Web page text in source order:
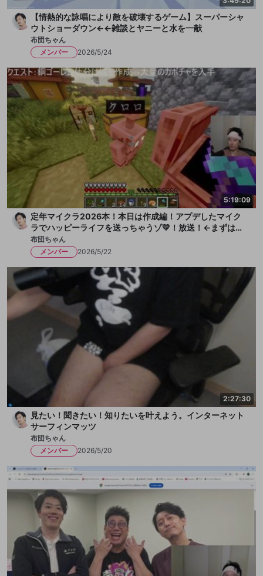
【情熱的な詠唱により敵を破壊するゲーム】スーパーシャ
ウトショーダウン←←雑談とヤニーと水を一献
布団ちゃん
メンバー
2026/5/24
5:19:09
定年マイクラ2026本！本日は作成編！アプデしたマイク
ラでハッピーライフを送っちゃうゾ💛！放送！←まずは水
を一献、そして枇杷ゼリーをちびっと
布団ちゃん
メンバー
2026/5/22
2:27:30
見たい！聞きたい！知りたいを叶えよう。インターネット
サーフィンマッツ
布団ちゃん
メンバー
2026/5/20